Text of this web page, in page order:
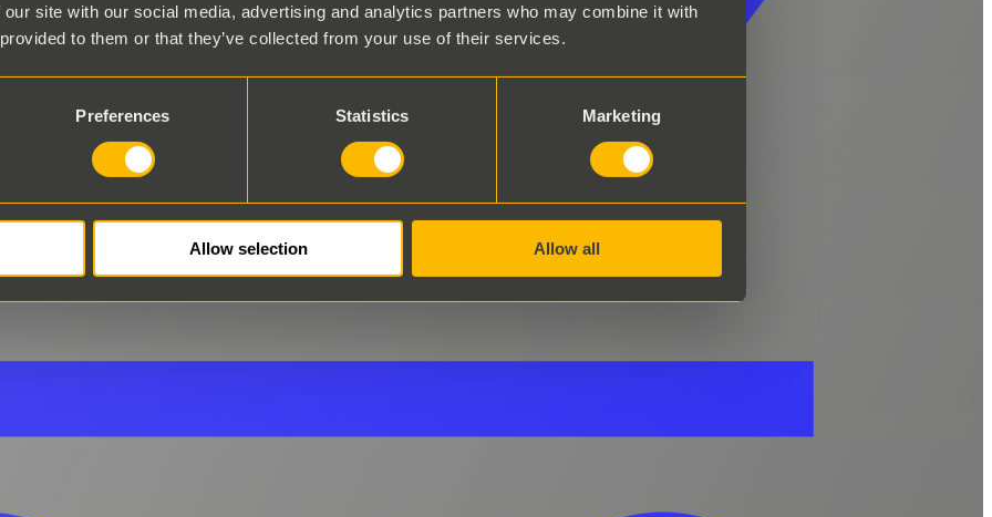
site with our social media, advertising and analytics partners who may combine it with
to them or that they’ve collected from your use of their services.
Preferences Statistics Marketing
Allow selection Allow all